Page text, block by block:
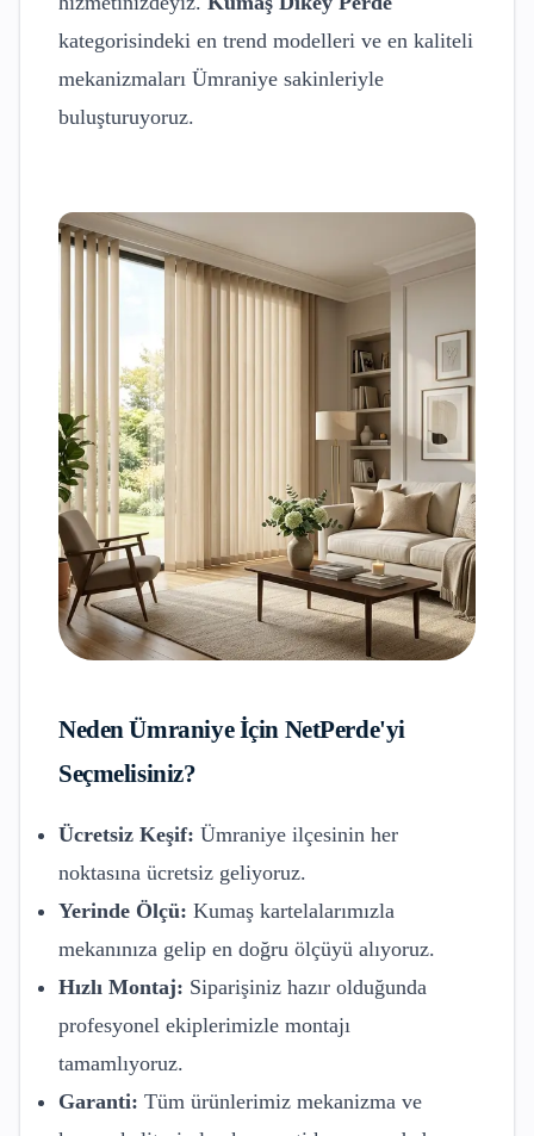
kategorisindeki en trend modelleri ve en kaliteli
mekanizmaları Ümraniye sakinleriyle
buluşturuyoruz.
NedenÜmraniyeİçin NetPerde'yi
Seçmelisiniz?
Ücretsiz Keşif: Ümraniye ilçesinin her
noktasına ücretsiz geliyoruz.
Yerinde Ölçü: Kumaş kartelalarımızla
mekanınıza gelip en doğru ölçüyü alıyoruz.
Hızlı Montaj: Siparişiniz hazır olduğunda
profesyonel ekiplerimizle montajı
tamamlıyoruz.
Garanti: Tüm ürünlerimiz mekanizma ve